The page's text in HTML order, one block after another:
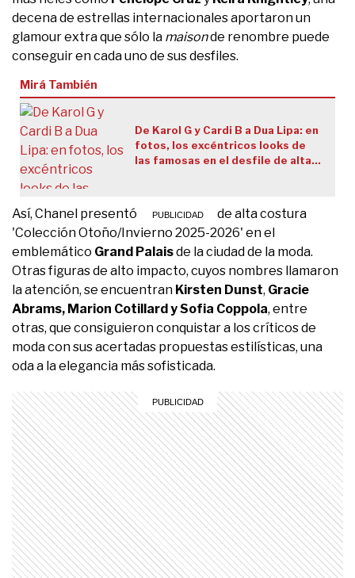
decena de estrellas internacionales aportaron un
glamour extra que sólo la maisonde renombre puede
conseguir en cada uno de sus desfiles.
Mirá También
De Karol G y Cardi B a Dua Lipa: en
fotos, los excéntricos looks de
las famosas en el desfile de alta
Así, Chanel presentó su colección de alta costura
'Colección Otoño/Invierno 2025-2026' en el
emblemático Grand Palaisde la ciudad de la moda.
Otras figuras de alto impacto, cuyos nombres llamaron
la atención, se encuentran Kirsten Dunst, Gracie
Abrams, Marion Cotillard y Sofia Coppola, entre
otras, que consiguieron conquistar a los críticos de
moda con sus acertadas propuestas estilísticas, una
oda a la elegancia más sofisticada.